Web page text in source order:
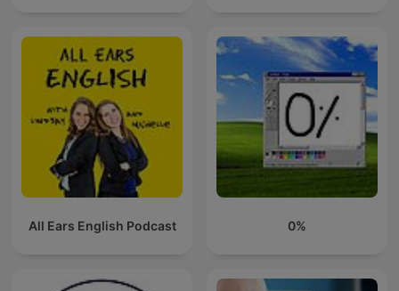
All Ears English Podcast 0%